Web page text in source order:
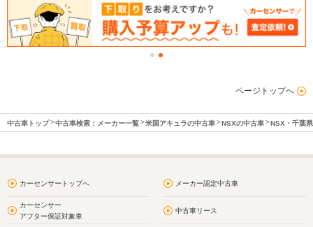
ページトップへ
中古車トップ 中古車検索：メーカー一覧 米国アキュラの中古車 NSXの中古車 NSX・千葉
カーセンサートップへ メーカー認定中古車
カーセンサー
アフター保証対象車
中古車リース